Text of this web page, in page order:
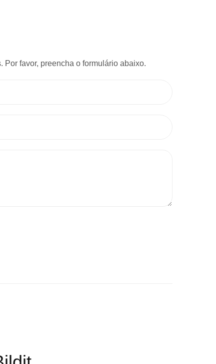
favor, preencha o formulário abaixo.